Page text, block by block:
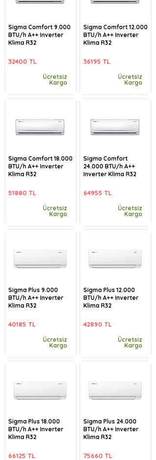
Sigma Comfort 9.000
BTU/h A++ Inverter
Klima R32
32400 TL
Ücretsiz
Kargo
Sigma Comfort 18.000
BTU/h A++ Inverter
Klima R32
51880 TL
Ücretsiz
Kargo
Sigma Plus 9.000
BTU/h A++ Inverter
Klima R32
40185 TL
Ücretsiz
Kargo
Sigma Plus 18.000
BTU/h A++ Inverter
Klima R32
66125 TL
Sigma Comfort 12.000
BTU/h A++ Inverter
Klima R32
36195 TL
Ücretsiz
Kargo
Sigma Comfort
24.000 BTU/h A++
Inverter Klima R32
64955 TL
Ücretsiz
Kargo
Sigma Plus 12.000
BTU/h A++ Inverter
Klima R32
42890 TL
Ücretsiz
Kargo
Sigma Plus 24.000
BTU/h A++ Inverter
Klima R32
75660 TL